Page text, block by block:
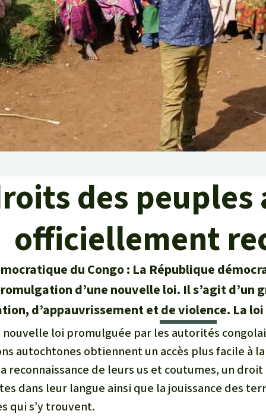
biocarburants
L'élevage industriel
des terres
Le braconnage
barrages
ciment et le béton
Les routes
des
officiellement
du Congo : La République
d’une nouvelle loi. Il s’agit
d’appauvrissement et de violence. La
nouvelle loi promulguée par les autorités
autochtones obtiennent un accès plus facile à
reconnaissance de leurs us et coutumes, un
dans leur langue ainsi que la jouissance des
qui s’y trouvent.